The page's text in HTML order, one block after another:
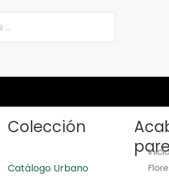
Colección
Catálogo Urbano
Inicio